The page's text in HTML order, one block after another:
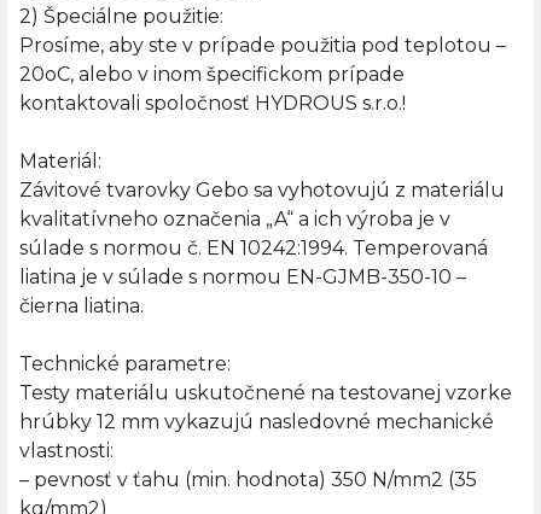
2) Špeciálne použitie:
Prosíme, aby ste v prípade použitia pod teplotou –
20oC, alebo v inom špecifickom prípade
kontaktovali spoločnosť HYDROUS s.r.o.!
Materiál:
Závitové tvarovky Gebo sa vyhotovujú z materiálu
kvalitatívneho označenia „A“ a ich výroba je v
súlade s normou č. EN 10242:1994. Temperovaná
liatina je v súlade s normou EN-GJMB-350-10 –
čierna liatina.
Technické parametre:
Testy materiálu uskutočnené na testovanej vzorke
hrúbky 12 mm vykazujú nasledovné mechanické
vlastnosti:
– pevnosť v ťahu (min. hodnota) 350 N/mm2 (35
kg/mm2)